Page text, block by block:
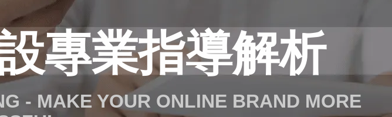
專業指導解析
- MAKE YOUR ONLINE BRAND MORE